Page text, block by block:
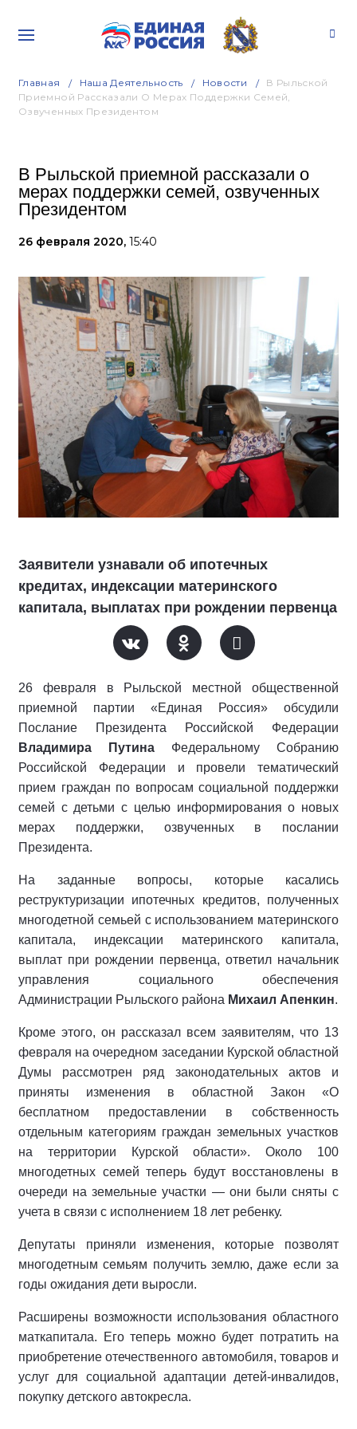
Главная Наша Деятельность Новости
В Рыльской
Приемной Рассказали О Мерах Поддержки Семей,
Озвученных Президентом
В Рыльской приемной рассказали о
мерах поддержки семей, озвученных
Президентом
26 февраля 2020, 15:40
Заявители узнавали об ипотечных
кредитах, индексации материнского
капитала, выплатах при рождении первенца
26 февраля в Рыльской местной общественной
приемной партии «Единая Россия» обсудили
Послание Президента Российской Федерации
Владимира Путина Федеральному Собранию
Российской Федерации и провели тематический
прием граждан по вопросам социальной поддержки
семей с детьми с целью информирования о новых
мерах поддержки, озвученных в послании
Президента.
На заданные вопросы, которые касались
реструктуризации ипотечных кредитов, полученных
многодетной семьей с использованием материнского
капитала, индексации материнского капитала,
выплат при рождении первенца, ответил начальник
управления социального обеспечения
Администрации Рыльского района Михаил Апенкин.
Кроме этого, он рассказал всем заявителям, что 13
февраля на очередном заседании Курской областной
Думы рассмотрен ряд законодательных актов и
приняты изменения в областной Закон «О
бесплатном предоставлении в собственность
отдельным категориям граждан земельных участков
на территории Курской области». Около 100
многодетных семей теперь будут восстановлены в
очереди на земельные участки — они были сняты с
учета в связи с исполнением 18 лет ребенку.
Депутаты приняли изменения, которые позволят
многодетным семьям получить землю, даже если за
годы ожидания дети выросли.
Расширены возможности использования областного
маткапитала. Его теперь можно будет потратить на
приобретение отечественного автомобиля, товаров и
услуг для социальной адаптации детей-инвалидов,
покупку детского автокресла.